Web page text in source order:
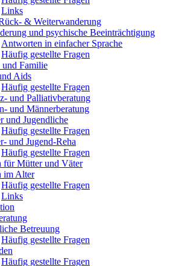
Links
& Weiterwanderung
und psychische Beeinträchtigung
Antworten in einfacher Sprache
Häufig gestellte Fragen
und Familie
Aids
Häufig gestellte Fragen
und Palliativberatung
und Männerberatung
und Jugendliche
Häufig gestellte Fragen
und Jugend-Reha
Häufig gestellte Fragen
für Mütter und Väter
im Alter
Häufig gestellte Fragen
Links
Betreuung
Häufig gestellte Fragen
Häufig gestellte Fragen